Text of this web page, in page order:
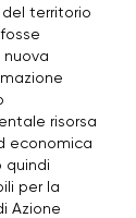
territorio
risorsa
economica
quindi
per la
Azione